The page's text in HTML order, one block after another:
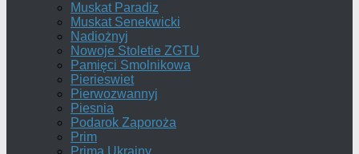
Muskat Paradiz
Muskat Senekwicki
Nadiożnyj
Nowoje Stoletie ZGTU
Pamięci Smolnikowa
Pierieswiet
Pierwozwannyj
Piesnia
Podarok Zaporoża
Prim
Prima Ukrainy